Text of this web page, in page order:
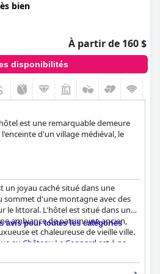
bien
À partir de 160 $
disponibilités
est une remarquable demeure
d'un village médiéval, le
un joyau caché situé dans une
sommet d'une montagne avec des
le littoral. L'hôtel est situé dans un
ambiance de patrimoine ancien,
et chaleureuse de vieille ville.
au Château Le Cagnard est à ne
innovante et délicieuse et une
fantastique. Les chambres sont
avis pour toutes les catégories